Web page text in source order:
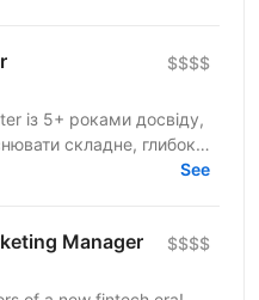
$$$$
із 5+ роками досвіду,
складне, глибоко
що
See
Manager $$$$